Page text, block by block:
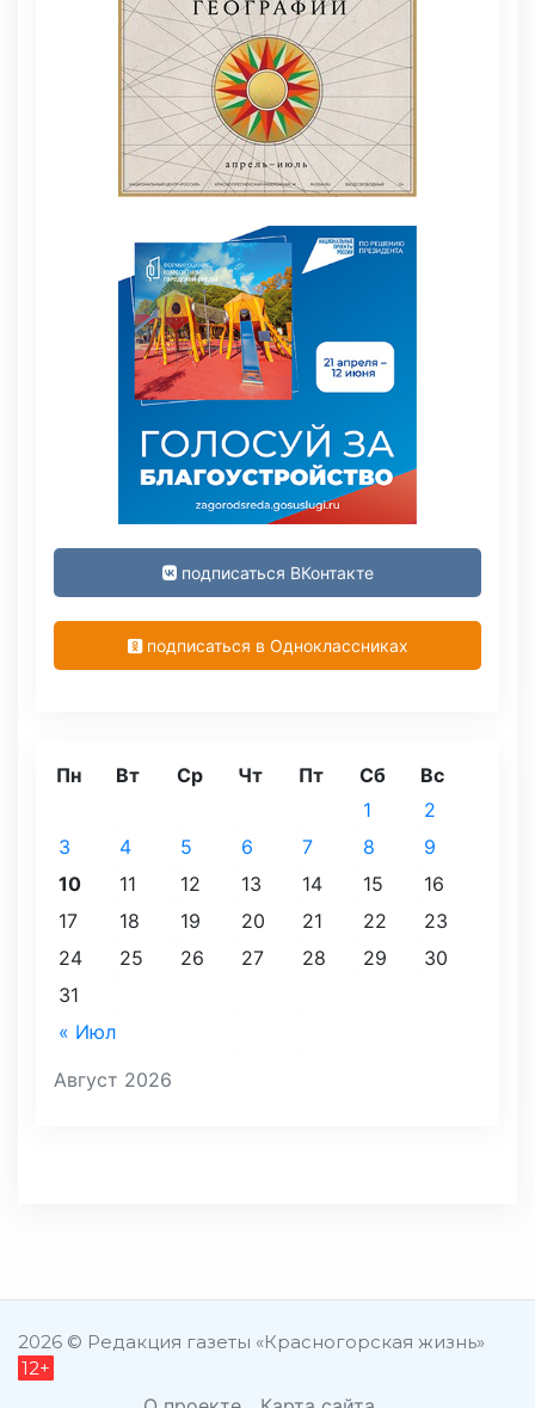
подписаться ВКонтакте
подписаться в Одноклассниках
Август 2026
Пн Вт Ср Чт Пт Сб Вс
« Июл
1
2
3
4 5 6 7 8
9
10
11 12 13 14 15
16
17
18 19 20 21 22
23
24
25 26 27 28 29
30
31
2026 © Редакция газеты «Красногорская жизнь»
12+